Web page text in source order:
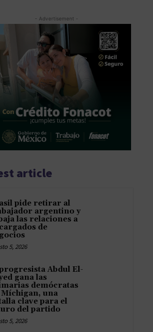
- Advertisement -
article
pide retirar al
argentino y
las relaciones a
de
5, 2026
Abdul El-
gana las
demócratas
Míchigan, una
clave para el
del partido
5, 2026